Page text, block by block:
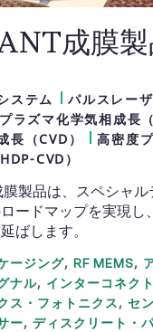
成膜製
ステム
パルスレー
プラズマ化学気相成長（
長（CVD）
高密度
CVD）
膜製品は、スペシャル
ードマップを実現し
ばします。
ージング, RF MEMS,
ナル, インターコネクト
ス・フォトニクス, セ
ー, ディスクリート・